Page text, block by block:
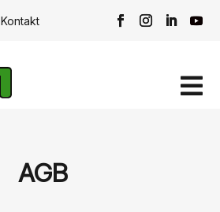
Kontakt

AGB